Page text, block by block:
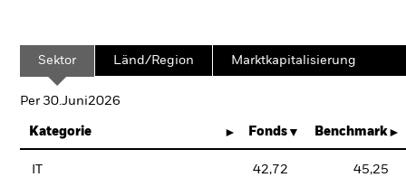
Sektor Länd/Region Marktkapitalisierung
Per 30.Juni2026
Kategorie Fonds Benchmark
42,72 45,25